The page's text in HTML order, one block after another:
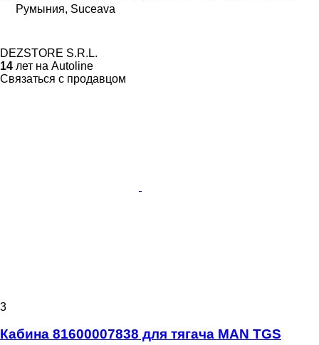
Румыния, Suceava
DEZSTORE S.R.L.
14 лет на Autoline
Связаться с продавцом
3
Кабина 81600007838 для тягача MAN TGS